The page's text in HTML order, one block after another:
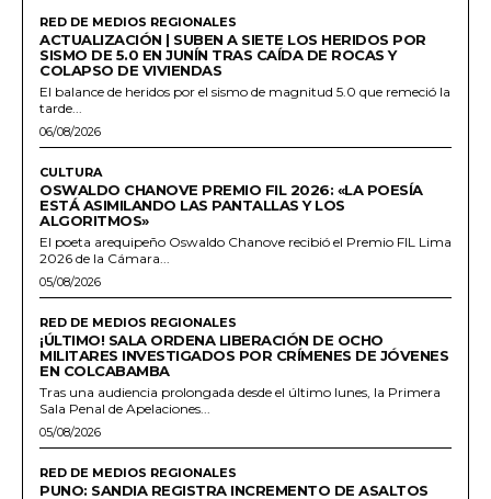
RED DE MEDIOS REGIONALES
ACTUALIZACIÓN | SUBEN A SIETE LOS HERIDOS POR
SISMO DE 5.0 EN JUNÍN TRAS CAÍDA DE ROCAS Y
COLAPSO DE VIVIENDAS
El balance de heridos por el sismo de magnitud 5.0 que remeció la
tarde...
06/08/2026
CULTURA
OSWALDO CHANOVE PREMIO FIL 2026: «LA POESÍA
ESTÁ ASIMILANDO LAS PANTALLAS Y LOS
ALGORITMOS»
El poeta arequipeño Oswaldo Chanove recibió el Premio FIL Lima
2026 de la Cámara...
05/08/2026
RED DE MEDIOS REGIONALES
¡ÚLTIMO! SALA ORDENA LIBERACIÓN DE OCHO
MILITARES INVESTIGADOS POR CRÍMENES DE JÓVENES
EN COLCABAMBA
Tras una audiencia prolongada desde el último lunes, la Primera
Sala Penal de Apelaciones...
05/08/2026
RED DE MEDIOS REGIONALES
PUNO: SANDIA REGISTRA INCREMENTO DE ASALTOS